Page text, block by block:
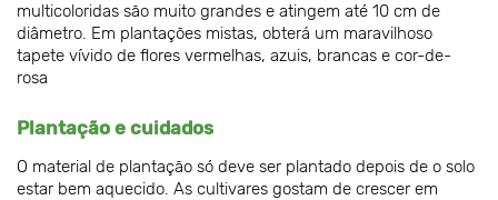
multicoloridas são muito grandes e atingem até 10 cm de
diâmetro. Em plantações mistas, obterá um maravilhoso
tapete vívido de flores vermelhas, azuis, brancas e cor-de-
rosa
Plantação e cuidados
O material de plantação só deve ser plantado depois de o solo
estar bem aquecido. As cultivares gostam de crescer em